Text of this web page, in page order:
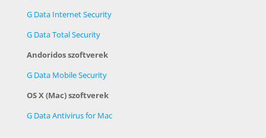
G Data Internet Security
G Data Total Security
Andoridos szoftverek
G Data Mobile Security
OS X (Mac) szoftverek
G Data Antivirus for Mac